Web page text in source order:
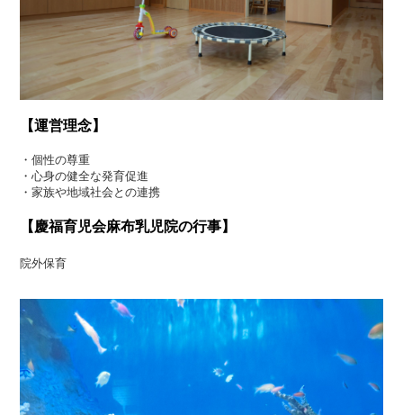
【運営理念】
・個性の尊重
・心身の健全な発育促進
・家族や地域社会との連携
【慶福育児会麻布乳児院の行事】
院外保育